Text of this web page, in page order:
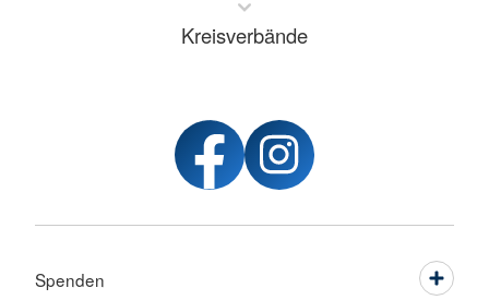
Kreisverbände
Spenden